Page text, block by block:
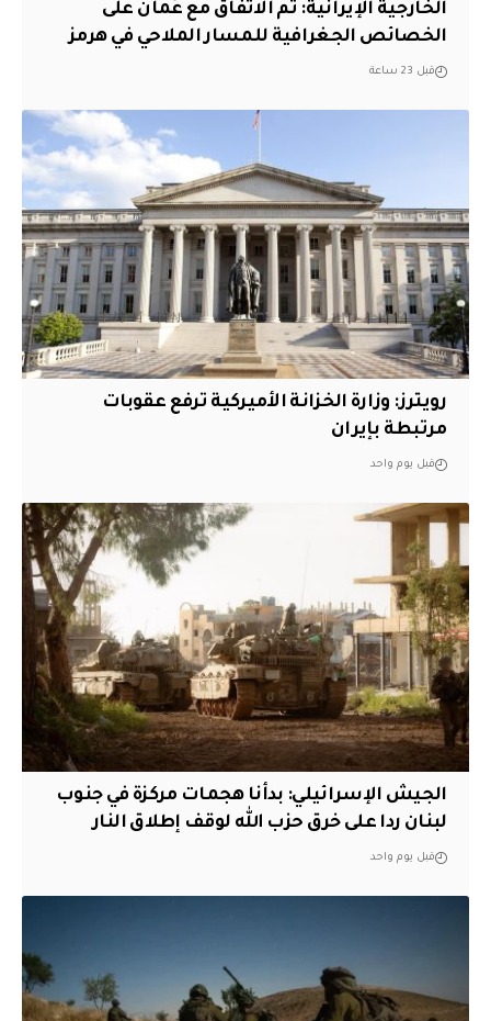
‏الخارجية الإيرانية: تم الاتفاق مع عُمان على
الخصائص الجغرافية للمسار الملاحي في هرمز
قبل 23 ساعة
‏رويترز: وزارة الخزانة الأميركية ترفع عقوبات
مرتبطة بإيران
قبل يوم واحد
الجيش الإسرائيلي: بدأنا هجمات مركزة في جنوب
لبنان ردا على خرق حزب الله لوقف إطلاق النار
قبل يوم واحد